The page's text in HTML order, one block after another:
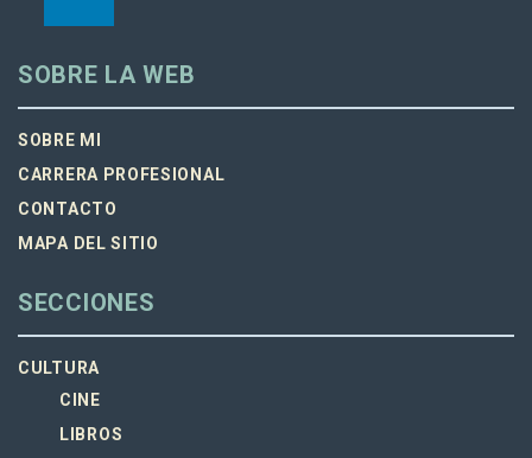
SOBRE LA WEB
SOBRE MI
CARRERA PROFESIONAL
CONTACTO
MAPA DEL SITIO
SECCIONES
CULTURA
CINE
LIBROS